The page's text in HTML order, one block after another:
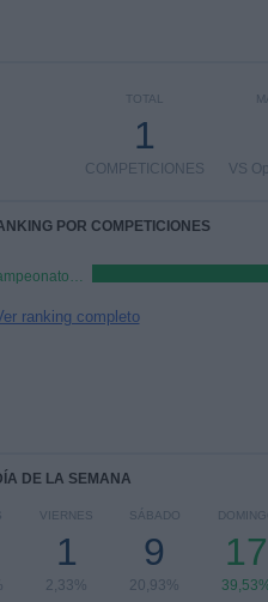
VS
TOTAL
1
COMPETICIONES
POR COMPETICIONES
Campeonato Paranaense
ranking completo
DE LA SEMANA
VIERNES
1
2,33%
SÁBADO
9
20,93%
17